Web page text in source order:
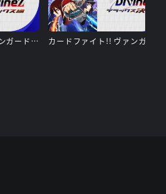
カードファイト!! ヴァンガード Divinez デラックス編